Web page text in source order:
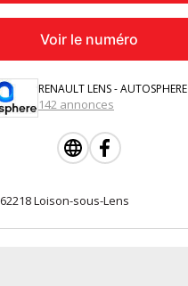
Voir le numéro
RENAULT LENS - AUTOSPHERE
142 annonces
62218 Loison-sous-Lens